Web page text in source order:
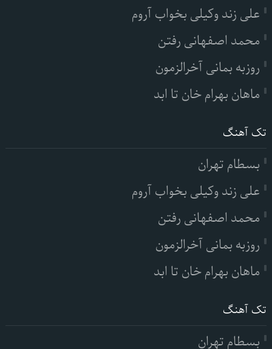
علی زند وکیلی بخواب آروم
محمد اصفهانی رفتن
روزبه بمانی آخرالزمون
ماهان بهرام خان تا ابد
تک آهنگ
بسطام تهران
علی زند وکیلی بخواب آروم
محمد اصفهانی رفتن
روزبه بمانی آخرالزمون
ماهان بهرام خان تا ابد
تک آهنگ
بسطام تهران